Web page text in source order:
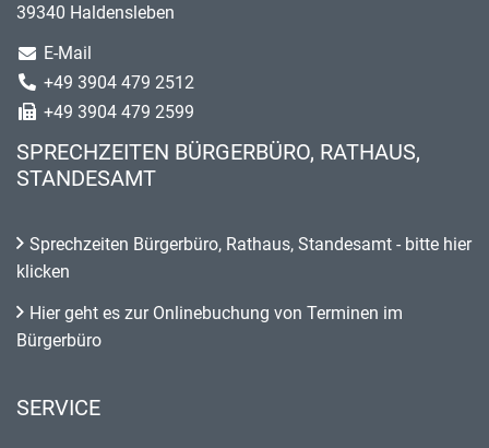
39340 Haldensleben
E-Mail
+49 3904 479 2512
+49 3904 479 2599
SPRECHZEITEN BÜRGERBÜRO, RATHAUS,
STANDESAMT
Sprechzeiten Bürgerbüro, Rathaus, Standesamt - bitte hier
klicken
Hier geht es zur Onlinebuchung von Terminen im
Bürgerbüro
SERVICE